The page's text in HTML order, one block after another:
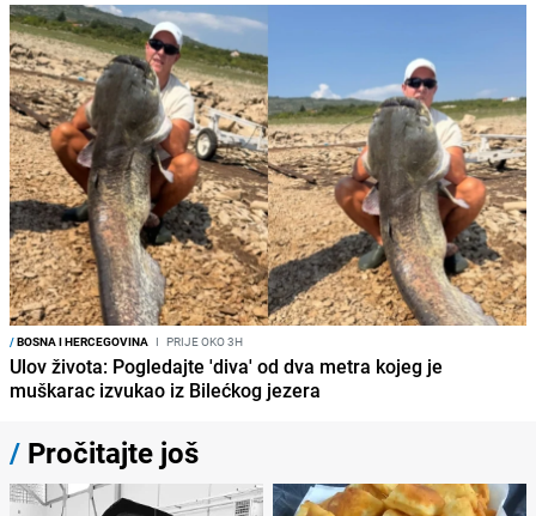
/BOSNA I HERCEGOVINA I PRIJE OKO 3H
Ulov života: Pogledajte 'diva' od dva metra kojeg je
muškarac izvukao iz Bilećkog jezera
/ Pročitajte još